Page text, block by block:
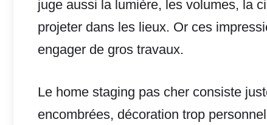
juge aussi la lumière, les volumes, la
projeter dans les lieux. Or ces
engager de gros travaux.
Le home staging pas cher consiste
encombrées, décoration trop